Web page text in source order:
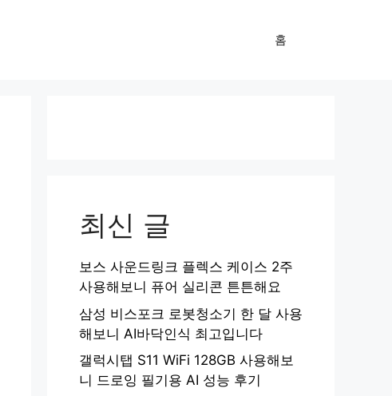
홈
최신 글
보스 사운드링크 플렉스 케이스 2주
사용해보니 퓨어 실리콘 튼튼해요
삼성 비스포크 로봇청소기 한 달 사용
해보니 AI바닥인식 최고입니다
갤럭시탭 S11 WiFi 128GB 사용해보
니 드로잉 필기용 AI 성능 후기